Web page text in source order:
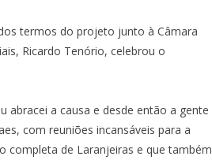
termos do projeto junto à Câmara
Ricardo Tenório, celebrou o
abracei a causa e desde então a gente
com reuniões incansáveis para a
completa de Laranjeiras e que também